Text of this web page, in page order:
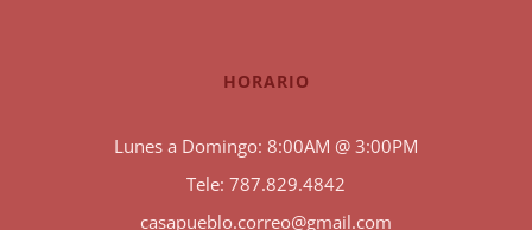
HORARIO
Lunes a Domingo: 8:00AM @ 3:00PM
Tele: 787.829.4842
casapueblo.correo@gmail.com